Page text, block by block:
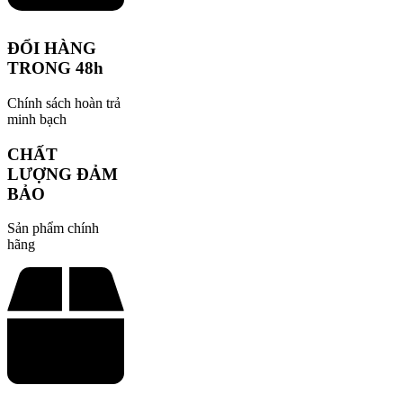
ĐỔI HÀNG
TRONG 48h
Chính sách hoàn trả
minh bạch
CHẤT
LƯỢNG ĐẢM
BẢO
Sản phẩm chính
hãng